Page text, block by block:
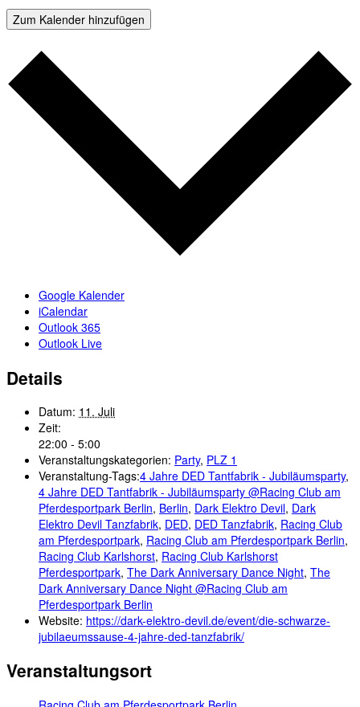
Zum Kalender hinzufügen
Google Kalender
iCalendar
Outlook 365
Outlook Live
Details
Datum: 11. Juli
Zeit:
22:00 - 5:00
Veranstaltungskategorien: Party, PLZ 1
Veranstaltung-Tags:4 Jahre DED Tantfabrik - Jubiläumsparty,
4 Jahre DED Tantfabrik - Jubiläumsparty @Racing Club am
Pferdesportpark Berlin, Berlin, Dark Elektro Devil, Dark
Elektro Devil Tanzfabrik, DED, DED Tanzfabrik, Racing Club
am Pferdesportpark, Racing Club am Pferdesportpark Berlin,
Racing Club Karlshorst, Racing Club Karlshorst
Pferdesportpark, The Dark Anniversary Dance Night, The
Dark Anniversary Dance Night @Racing Club am
Pferdesportpark Berlin
Website: https://dark-elektro-devil.de/event/die-schwarze-
jubilaeumssause-4-jahre-ded-tanzfabrik/
Veranstaltungsort